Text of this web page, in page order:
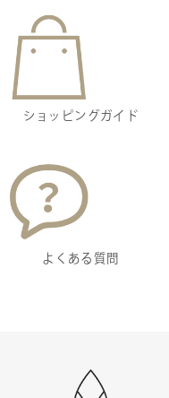
ショッピングガイド
よくある質問